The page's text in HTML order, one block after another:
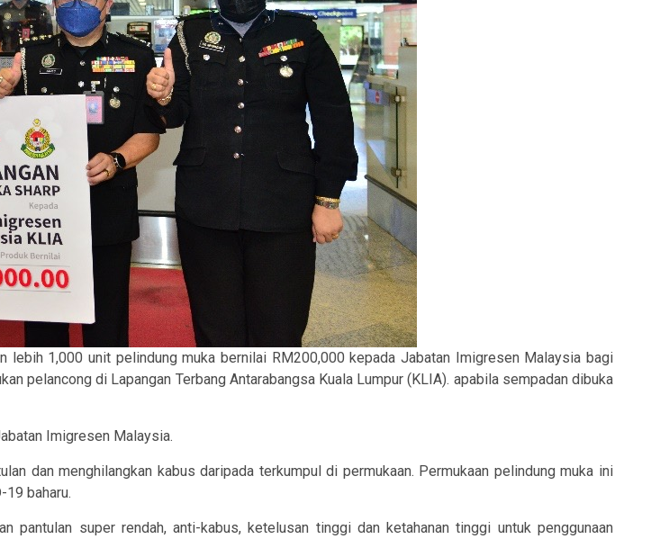
lebih 1,000 unit pelindung muka bernilai RM200,000 kepada Jabatan Imigresen Malaysia bagi
pelancong di Lapangan Terbang Antarabangsa Kuala Lumpur (KLIA). apabila sempadan dibuka
Imigresen Malaysia.
dan menghilangkan kabus daripada terkumpul di permukaan. Permukaan pelindung muka ini
19 baharu.
pantulan super rendah, anti-kabus, ketelusan tinggi dan ketahanan tinggi untuk penggunaan